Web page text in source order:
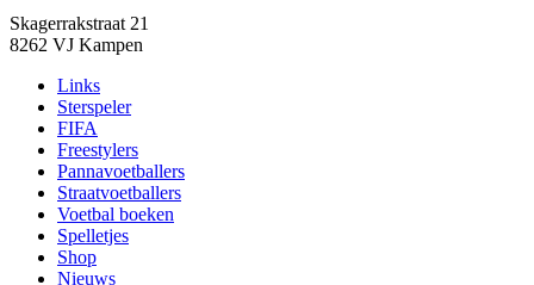
Skagerrakstraat 21
8262 VJ Kampen
Links
Sterspeler
FIFA
Freestylers
Pannavoetballers
Straatvoetballers
Voetbal boeken
Spelletjes
Shop
Nieuws